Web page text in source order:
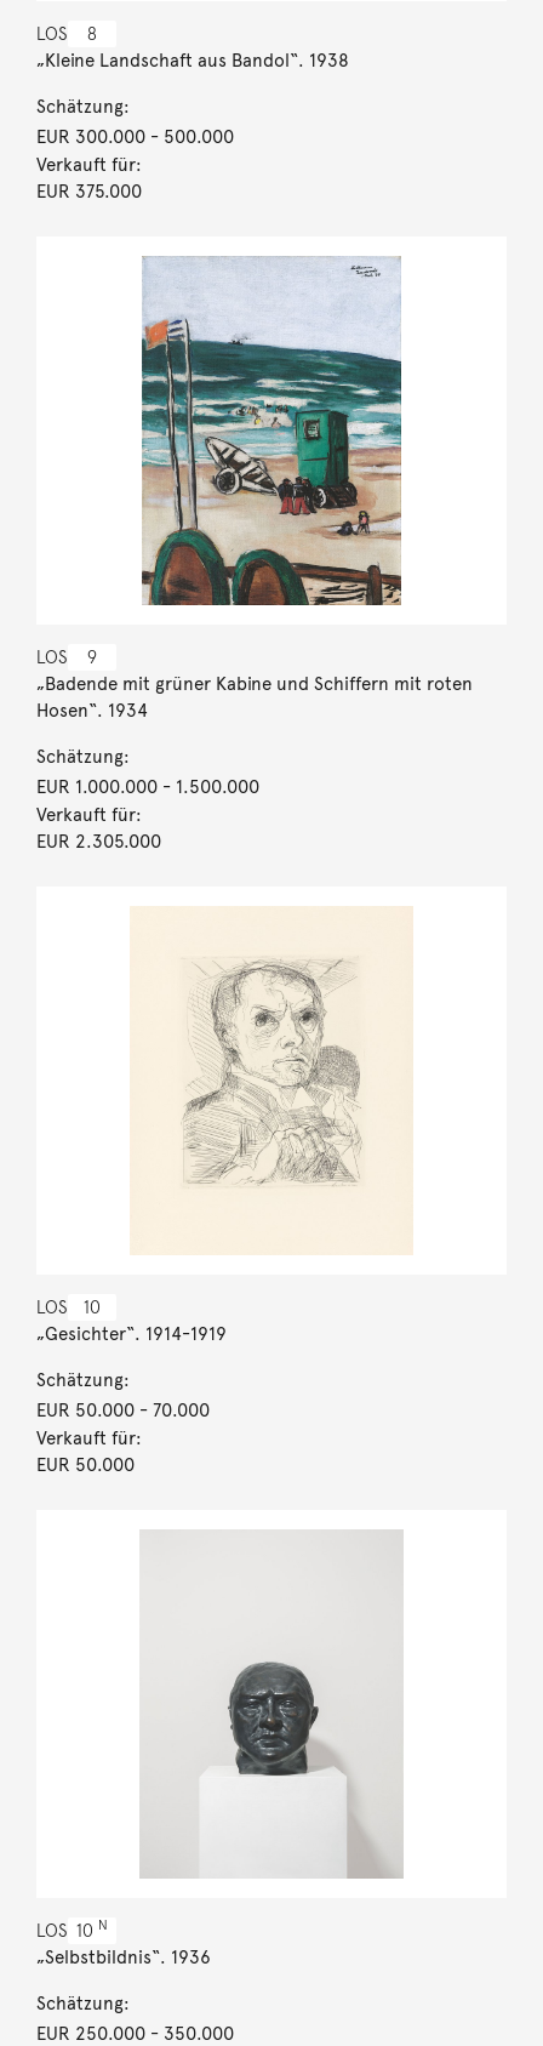
LOS 8
„Kleine Landschaft aus Bandol“. 1938
Schätzung:
EUR 300.000- 500.000
Verkauft für:
EUR 375.000
LOS 9
„Badende mit grüner Kabine und Schiffern mit roten
Hosen“. 1934
Schätzung:
EUR 1.000.000- 1.500.000
Verkauft für:
EUR 2.305.000
LOS 10
„Gesichter“. 1914-1919
Schätzung:
EUR 50.000- 70.000
Verkauft für:
EUR 50.000
LOS 10 N
„Selbstbildnis“. 1936
Schätzung:
EUR 250.000- 350.000